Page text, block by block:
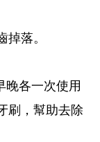
落。
晚各一次使用
刷，幫助去除